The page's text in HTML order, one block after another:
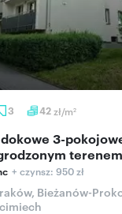
3 42zł/m2
terenem
+ czynsz: 950 zł
Bieżanów-